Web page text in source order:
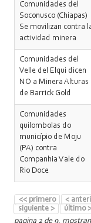
Comunidades del
Soconusco (Chiapas)
Se movilizan contra
actividad minera
Comunidades del
Velle del Elqui dicen
NO a Minera Alturas
de Barrick Gold
Comunidades
quilombolas do
município de Moju
(PA) contra
Companhia Vale do
Rio Doce
<< primero <
siguiente >
último
pagina 2 de 9,